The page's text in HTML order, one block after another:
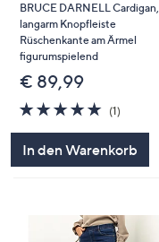
BRUCE DARNELL Cardigan,
langarm Knopfleiste
Rüschenkante am Ärmel
figurumspielend
€ 89,99
5.0
von
(1)1
In den Warenkorb